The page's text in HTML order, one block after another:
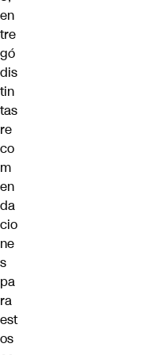
en
tre
gó
dis
tin
tas
re
co
m
en
da
cio
ne
s
pa
ra
est
os